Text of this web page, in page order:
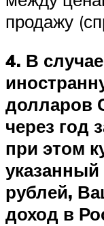
продажу
4. В
долларов
через год
при этом
рублей,
доход в